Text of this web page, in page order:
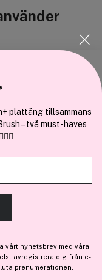
innehållet och
medier och annons-
kan i sin tur
som du har
har använt deras
plattång tillsammans
– två must-haves
vårt nyhetsbrev med våra
avregistrera dig från e-
prenumerationen.